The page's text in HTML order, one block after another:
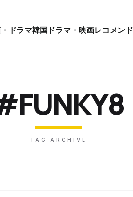
ドラマ韓国ドラマ・映画レコメンド
TAG ARCHIVE